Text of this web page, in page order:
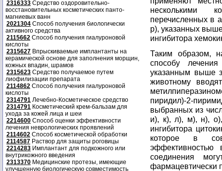
2316333 Средство оздоровительно-
восстановительных косметических панто-
магниевых ванн
2021304 Способ получения биологически
активного средства
2115662 Способ получения гиалуроновой
кислоты
2315627 Впрыскиваемые имплантанты на
керамической основе для заполнения морщин,
кожных впадин, шрамов
2315623 Средство получаемое путем
лиофилизации препарата
2114862 Способ получения гиалуроновой
кислоты
2314791 Лечебно-Косметическое средство
2314791 Косметический крем-бальзам для
ухода за кожей лица и шеи
2214600 Способ оценки эффективности
лечения неврологических проявлений
2114602 Способ косметической обработки
2114587 Раствор для защиты роговицы
2214283 Имплантант для подкожного или
внутрикожного введения
2313370 Медицинские протезы, имеющие
улучшенную биологическую совместимость
несколькими
перечисленных в
р), указанных
ингибитора
Таким образом,
способу
указанным выше
животному
пиридил)-2-
выбранных из
и), к), л), м), н),
ингибитора
которое в
соединения
фармацевтически